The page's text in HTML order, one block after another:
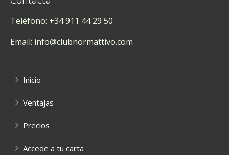
Teléfono: +34 911 44 29 50
Email: info@clubnormattivo.com
Inicio
Ventajas
Precios
Accede a tu carta